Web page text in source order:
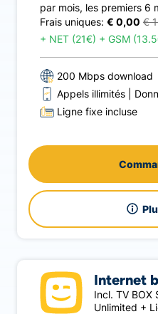
par mois, les premiers 6
Frais uniques: € 0,00 €
+ NET (21€) + GSM
200 Mbps download
Appels illimités
Ligne fixe incluse
Internet
Incl. TV BOX
Unlimited +